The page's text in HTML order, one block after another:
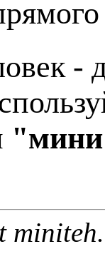
-
"мини